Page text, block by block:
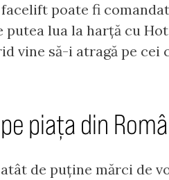
poate fi
lua la harță cu
vine să-i atragă pe cei
piața din
de puține mărci de